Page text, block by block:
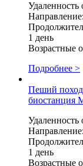
1 день
Возрастные
Подробнее >
Пеший поход
биостанция
1 день
Возрастные